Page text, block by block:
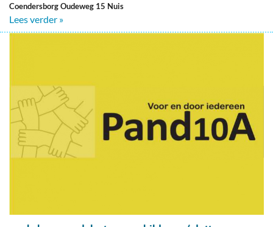
Coendersborg Oudeweg 15 Nuis
Lees verder »